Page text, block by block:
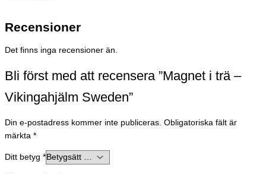
Recensioner
Det finns inga recensioner än.
Bli först med att recensera ”Magnet i trä –
Vikingahjälm Sweden”
Din e-postadress kommer inte publiceras. Obligatoriska fält är
märkta *
Ditt betyg *